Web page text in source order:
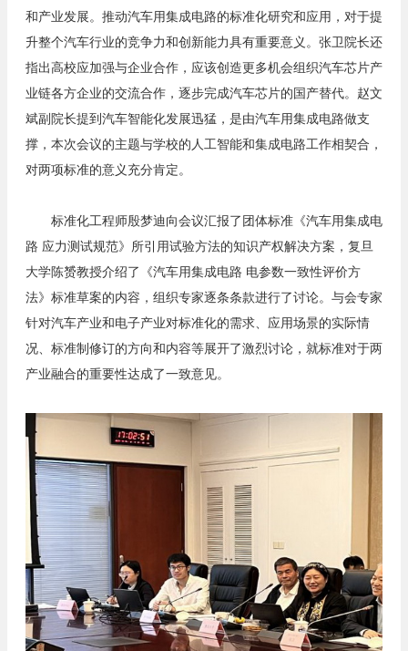
和产业发展。推动汽车用集成电路的标准化研究和应用，对于提
升整个汽车行业的竞争力和创新能力具有重要意义。张卫院长还
指出高校应加强与企业合作，应该创造更多机会组织汽车芯片产
业链各方企业的交流合作，逐步完成汽车芯片的国产替代。赵文
斌副院长提到汽车智能化发展迅猛，是由汽车用集成电路做支
撑，本次会议的主题与学校的人工智能和集成电路工作相契合，
对两项标准的意义充分肯定。
标准化工程师殷梦迪向会议汇报了团体标准《汽车用集成电
路 应力测试规范》所引用试验方法的知识产权解决方案，复旦
大学陈赟教授介绍了《汽车用集成电路 电参数一致性评价方
法》标准草案的内容，组织专家逐条条款进行了讨论。与会专家
针对汽车产业和电子产业对标准化的需求、应用场景的实际情
况、标准制修订的方向和内容等展开了激烈讨论，就标准对于两
产业融合的重要性达成了一致意见。